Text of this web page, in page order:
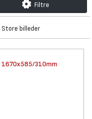
Filtre
Store billeder
1670x585/310mm